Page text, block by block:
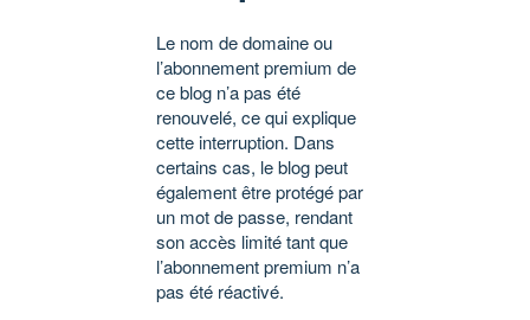
Le nom de domaine ou
l’abonnement premium de
ce blog n’a pas été
renouvelé, ce qui explique
cette interruption. Dans
certains cas, le blog peut
également être protégé par
un mot de passe, rendant
son accès limité tant que
l’abonnement premium n’a
pas été réactivé.